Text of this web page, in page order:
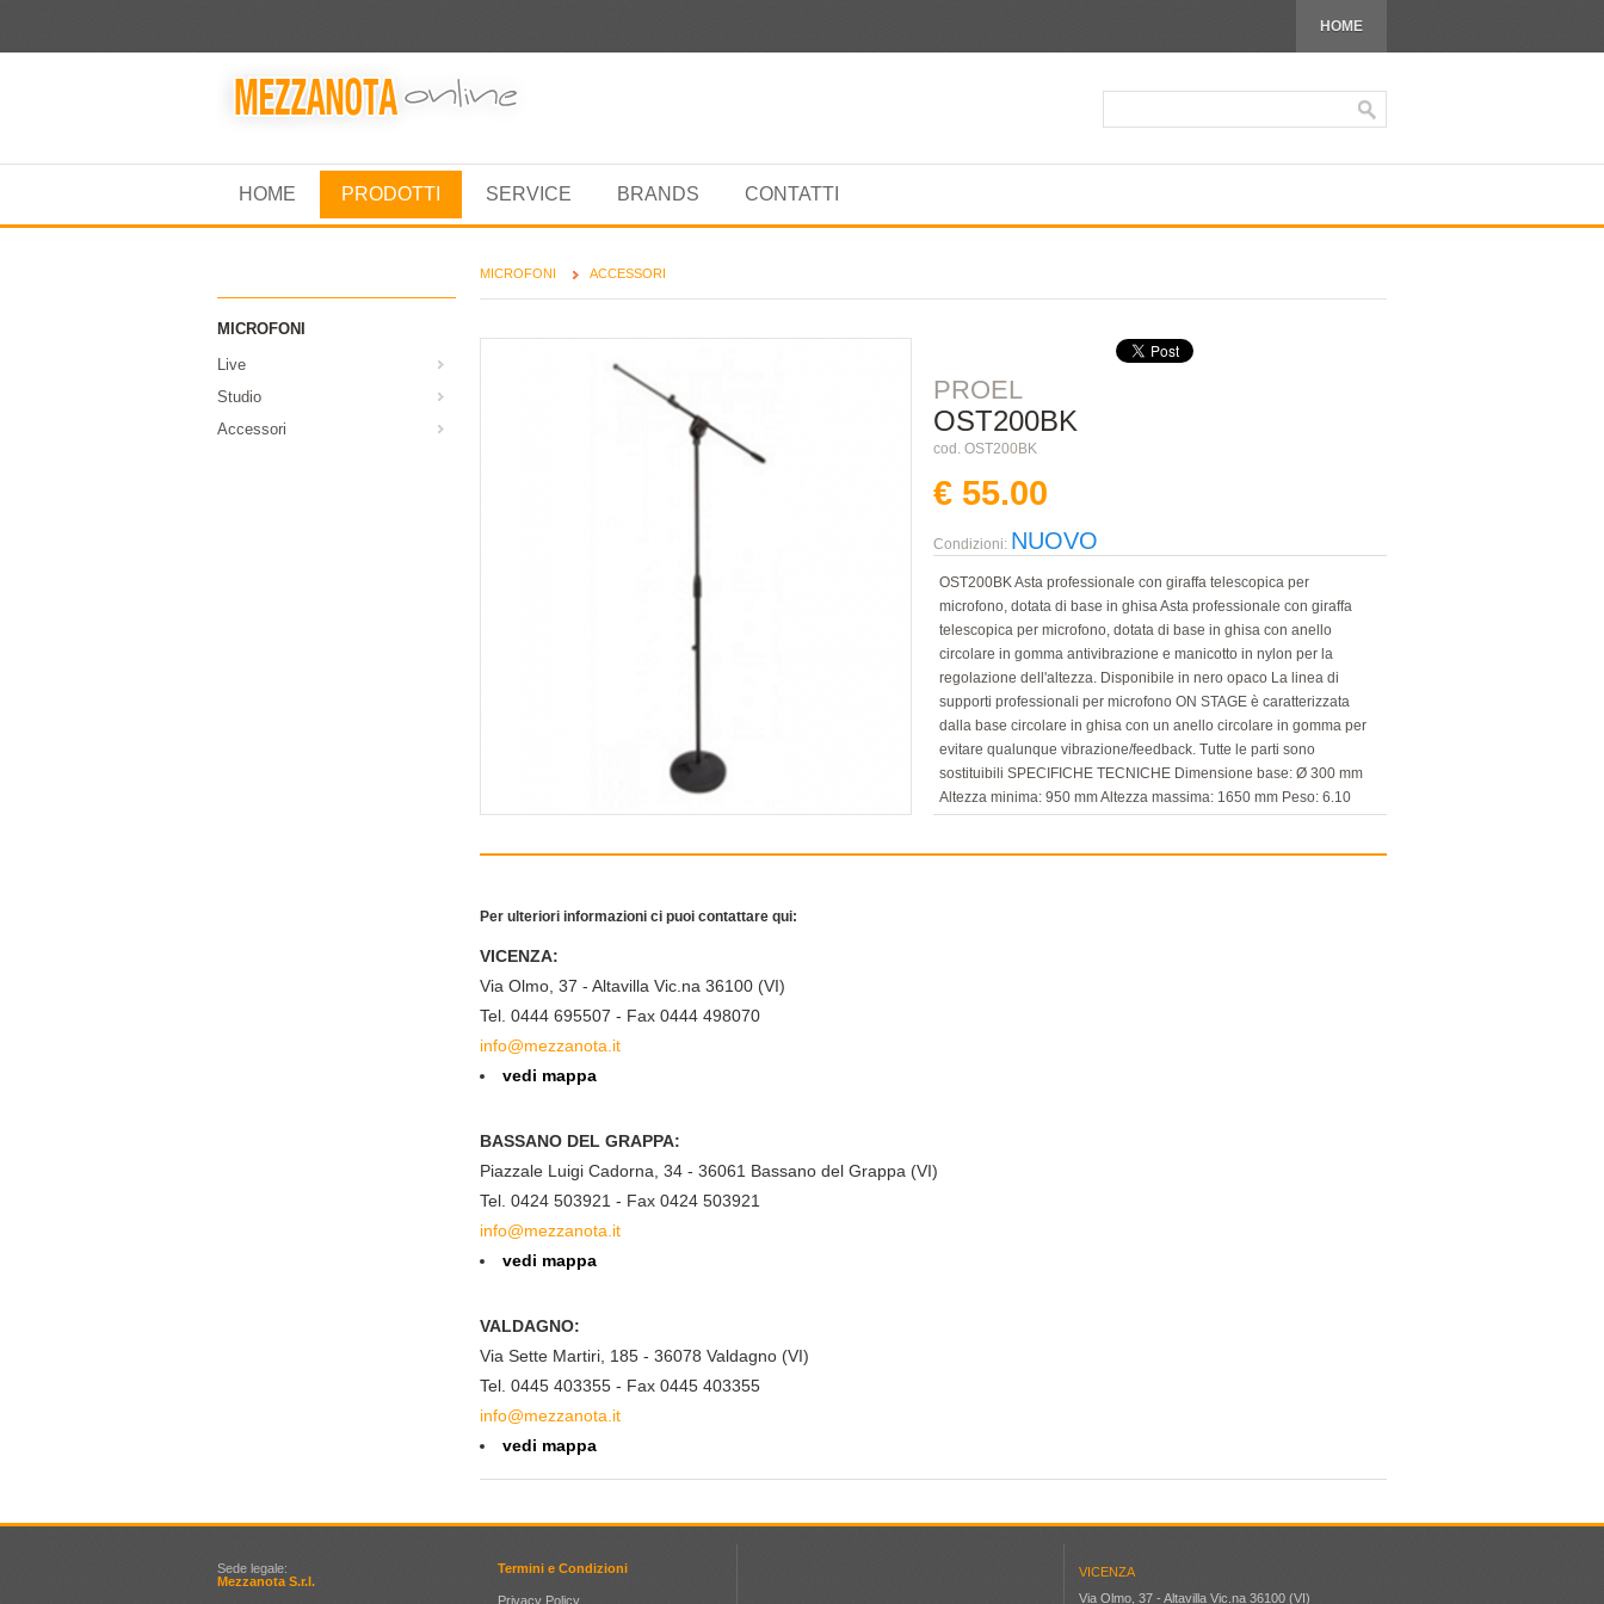
HOME
HOME PRODOTTI SERVICE BRANDS CONTATTI
MICROFONI
Live
Studio
Accessori
MICROFONI ACCESSORI
PROEL
OST200BK
cod. OST200BK
€ 55.00
Condizioni: NUOVO
OST200BK Asta professionale con giraffa telescopica per
microfono, dotata di base in ghisa Asta professionale con giraffa
telescopica per microfono, dotata di base in ghisa con anello
circolare in gomma antivibrazione e manicotto in nylon per la
regolazione dell'altezza. Disponibile in nero opaco La linea di
supporti professionali per microfono ON STAGE è caratterizzata
dalla base circolare in ghisa con un anello circolare in gomma per
evitare qualunque vibrazione/feedback. Tutte le parti sono
sostituibili SPECIFICHE TECNICHE Dimensione base: Ø 300 mm
Altezza minima: 950 mm Altezza massima: 1650 mm Peso: 6.10
Per ulteriori informazioni ci puoi contattare qui:
VICENZA:
Via Olmo, 37 - Altavilla Vic.na 36100 (VI)
Tel. 0444 695507 - Fax 0444 498070
info@mezzanota.it
vedi mappa
BASSANO DEL GRAPPA:
Piazzale Luigi Cadorna, 34 - 36061 Bassano del Grappa (VI)
Tel. 0424 503921 - Fax 0424 503921
info@mezzanota.it
vedi mappa
VALDAGNO:
Via Sette Martiri, 185 - 36078 Valdagno (VI)
Tel. 0445 403355 - Fax 0445 403355
info@mezzanota.it
vedi mappa
Sede legale:
Mezzanota S.r.l.
Termini e Condizioni
Privacy Policy
VICENZA
Via Olmo, 37 - Altavilla Vic.na 36100 (VI)